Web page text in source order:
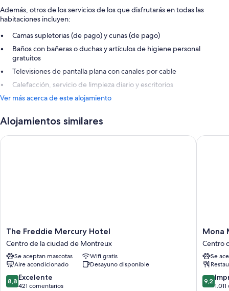
Además, otros de los servicios de los que disfrutarás en todas las
habitaciones incluyen:
Camas supletorias (de pago) y cunas (de pago)
Baños con bañeras o duchas y artículos de higiene personal
gratuitos
Televisiones de pantalla plana con canales por cable
Calefacción, servicio de limpieza diario y escritorios
Ver más acerca de este alojamiento
Alojamientos similares
The
Freddie
Mercury
Hotel
Centro
de
la
The Freddie Mercury Hotel
Centro de la ciudad de Montreux
Se aceptan mascotas
Wifi gratis
Aire acondicionado
Desayuno disponible
8.8
sobre
8,8 Excelente
421 comentarios
The Freddie Mercury Hotel
Mona
Centro
de
la
ciudad
de
Mona
Centro
Se
9.2
sobre
9,2
Mona